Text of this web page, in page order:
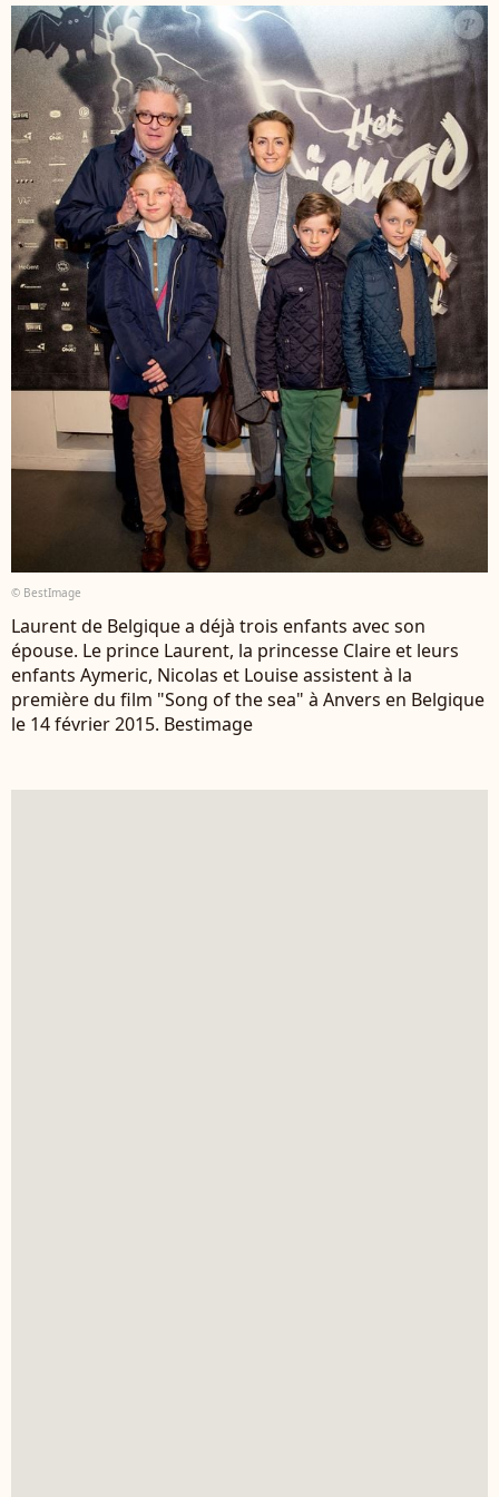
© BestImage
Laurent de Belgique a déjà trois enfants avec son
épouse. Le prince Laurent, la princesse Claire et leurs
enfants Aymeric, Nicolas et Louise assistent à la
première du film "Song of the sea" à Anvers en Belgique
le 14 février 2015. Bestimage